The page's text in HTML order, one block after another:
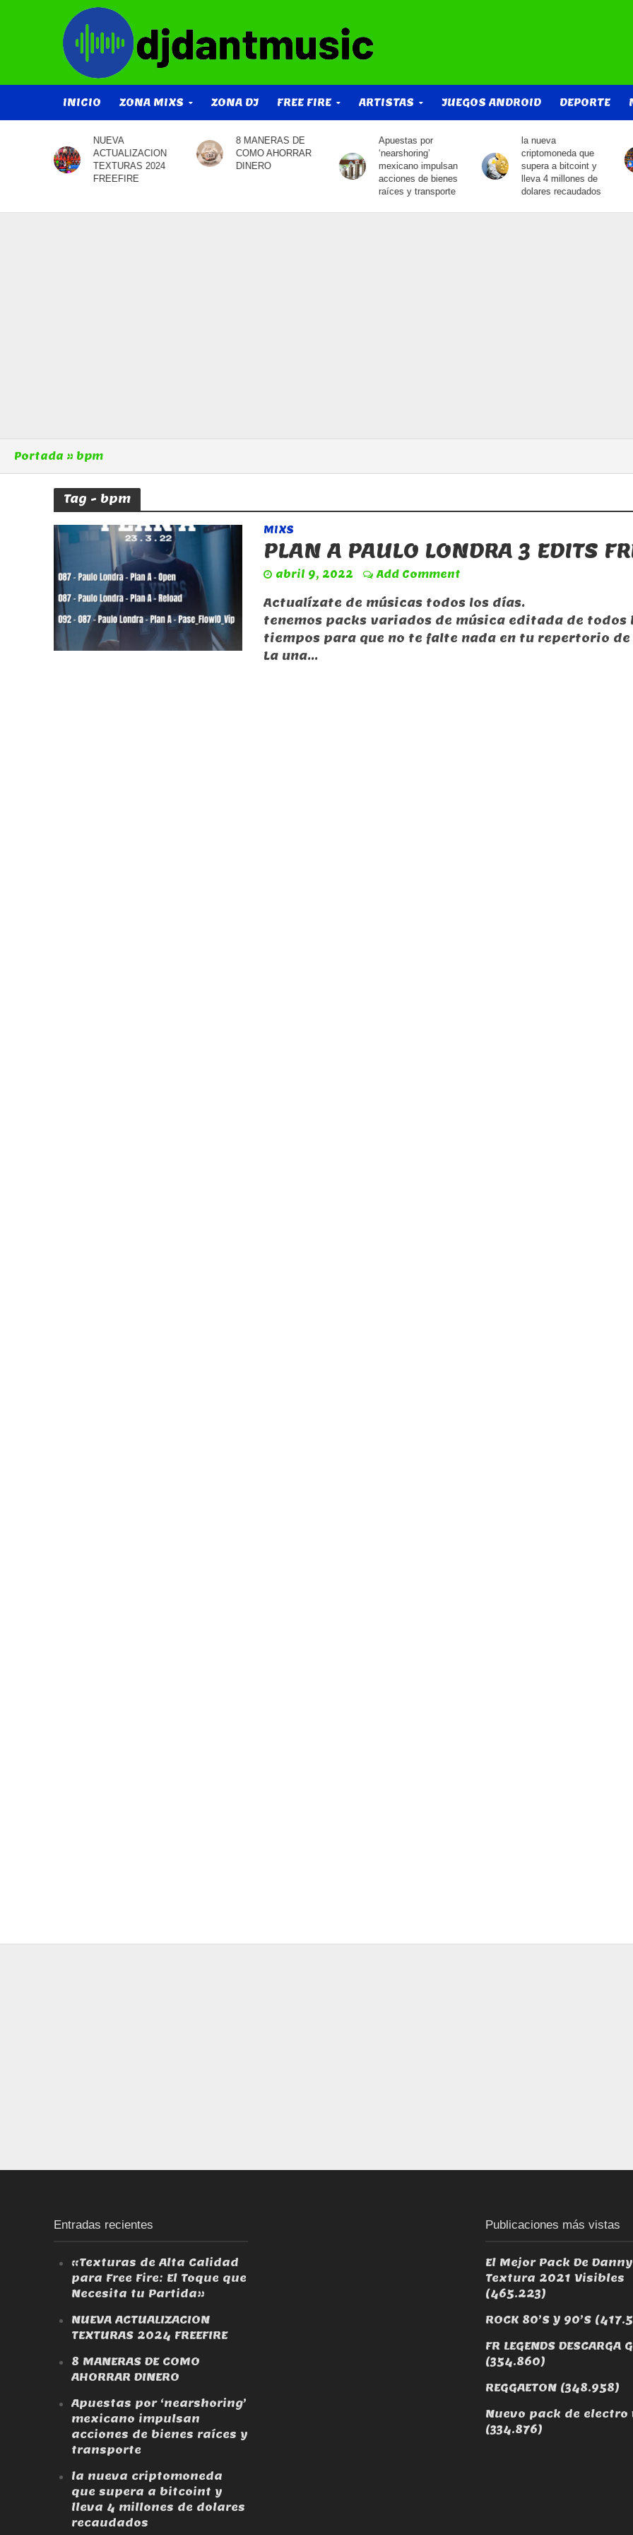
INICIO ZONA MIXS ZONA DJ FREE FIRE ARTISTAS JUEGOS ANDROID DEPORTE
8 MANERAS DE
COMO AHORRAR
DINERO
Apuestas por
‘nearshoring’
mexicano impulsan
la nueva
criptomoneda que
supera a bitcoint y
lleva 4 millones de
dolares recaudados
Mega pack de
texturas visibles para
free fire actualizado
2023
Portada » bpm
Tag - bpm
MIXS
PLAN A PAULO LONDRA 3 EDITS
abril 9, 2022 Add Comment
Actualízate de músicas todos los días.
tenemos packs variados de música editada de todos
tiempos para que no te falte nada en tu repertorio
La una...
Entradas recientes
«Texturas de Alta Calidad
para Free Fire: El Toque que
Necesita tu Partida»
NUEVA ACTUALIZACION
TEXTURAS 2024 FREEFIRE
8 MANERAS DE COMO
AHORRAR DINERO
Apuestas por ‘nearshoring’
mexicano impulsan
acciones de bienes raíces y
transporte
la nueva criptomoneda
que supera a bitcoint y
lleva 4 millones de dolares
recaudados
Publicaciones más vistas
El Mejor Pack De
Textura 2021 Visibles
(465.223)
ROCK 80’S Y 90’S
FR LEGENDS DESCARGA
(354.860)
REGGAETON (348.958)
Nuevo pack de electro
(334.876)